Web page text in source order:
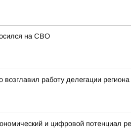
на СВО
возглавил работу делегации
и цифровой потенциал